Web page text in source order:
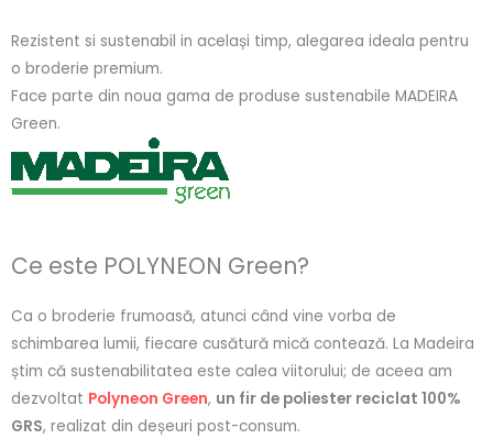
Rezistent si sustenabil in același timp, alegarea ideala pentru
o broderie premium.
Face parte din noua gama de produse sustenabile MADEIRA
Green.
Ce este POLYNEON Green?
Ca o broderie frumoasă, atunci când vine vorba de
schimbarea lumii, fiecare cusătură mică contează. La Madeira
știm că sustenabilitatea este calea viitorului; de aceea am
dezvoltat Polyneon Green, un fir de poliester reciclat 100%
GRS, realizat din deșeuri post-consum.